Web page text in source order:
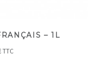
– 1L
TTC